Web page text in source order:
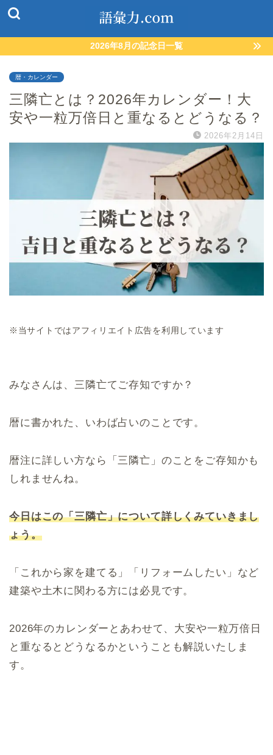
2026年8月の記念日一覧
暦・カレンダー
三隣亡とは？2026年カレンダー！大
安や一粒万倍日と重なるとどうなる？
2026年2月14日
※当サイトではアフィリエイト広告を利用しています
みなさんは、三隣亡てご存知ですか？
暦に書かれた、いわば占いのことです。
暦注に詳しい方なら「三隣亡」のことをご存知かも
しれませんね。
今日はこの「三隣亡」について詳しくみていきまし
ょう。
「これから家を建てる」「リフォームしたい」など
建築や土木に関わる方には必見です。
2026年のカレンダーとあわせて、大安や一粒万倍日
と重なるとどうなるかということも解説いたしま
す。